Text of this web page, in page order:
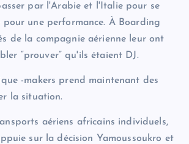
par l'Arabie et l'Italie pour se
pour une performance. À Boarding
de la compagnie aérienne leur ont
“prouver” qu'ils étaient DJ.
-makers prend maintenant des
la situation.
aériens africains individuels,
sur la décision Yamoussoukro et